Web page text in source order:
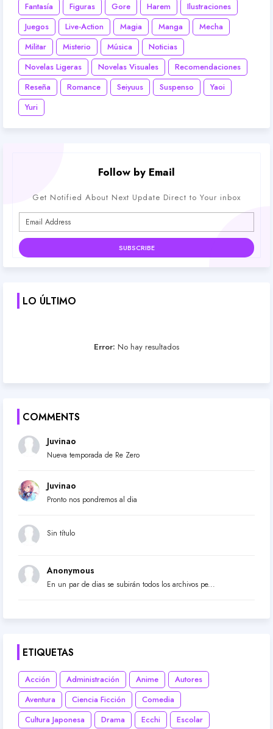
Fantasía
Figuras Gore Harem
Ilustraciones
Juegos
Live-Action Magia Manga
Mecha
Militar
Misterio Música
Noticias
Novelas Ligeras
Novelas Visuales
Recomendaciones
Reseña
Romance Seiyuus Suspenso
Yaoi
Yuri
Follow by Email
Get Notified About Next Update Direct to Your inbox
LO ÚLTIMO
Error: No hay resultados
COMMENTS
Juvinao
Nueva temporada de Re Zero
Juvinao
Pronto nos pondremos al dia
Sin título
Anonymous
En un par de dias se subirán todos los archivos pe...
ETIQUETAS
Acción Administración Anime
Autores
Aventura
Ciencia Ficción
Comedia
Cultura Japonesa
Drama Ecchi
Escolar